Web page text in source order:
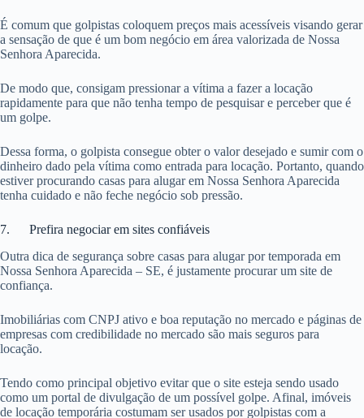
É comum que golpistas coloquem preços mais acessíveis visando gerar
a sensação de que é um bom negócio em área valorizada de Nossa
Senhora Aparecida.
De modo que, consigam pressionar a vítima a fazer a locação
rapidamente para que não tenha tempo de pesquisar e perceber que é
um golpe.
Dessa forma, o golpista consegue obter o valor desejado e sumir com o
dinheiro dado pela vítima como entrada para locação. Portanto, quando
estiver procurando casas para alugar em Nossa Senhora Aparecida
tenha cuidado e não feche negócio sob pressão.
7. Prefira negociar em sites confiáveis
Outra dica de segurança sobre casas para alugar por temporada em
Nossa Senhora Aparecida – SE, é justamente procurar um site de
confiança.
Imobiliárias com CNPJ ativo e boa reputação no mercado e páginas de
empresas com credibilidade no mercado são mais seguros para
locação.
Tendo como principal objetivo evitar que o site esteja sendo usado
como um portal de divulgação de um possível golpe. Afinal, imóveis
de locação temporária costumam ser usados por golpistas com a